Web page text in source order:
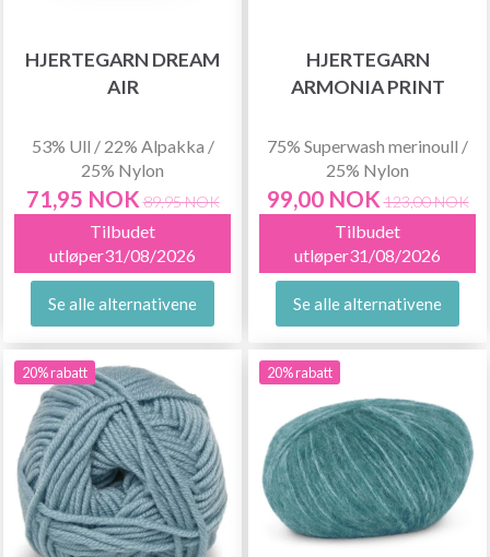
HJERTEGARN DREAM
AIR
53% Ull / 22% Alpakka /
25% Nylon
71,95 NOK 89,95 NOK
Tilbudet
utløper31/08/2026
Se alle alternativene
HJERTEGARN
ARMONIA PRINT
75% Superwash merinoull /
25% Nylon
99,00 NOK 123,00 NOK
Tilbudet
utløper31/08/2026
Se alle alternativene
20% rabatt 20% rabatt